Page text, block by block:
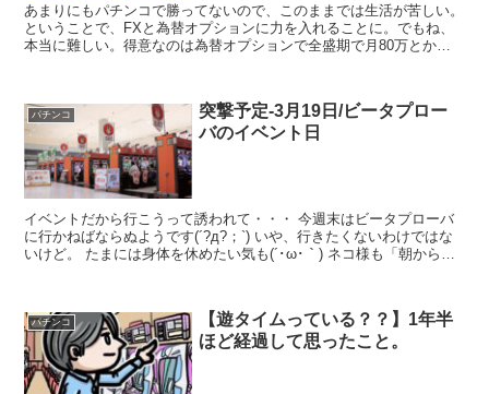
あまりにもパチンコで勝ってないので、このままでは生活が苦しい。
ということで、FXと為替オプションに力を入れることに。でもね、
本当に難しい。得意なのは為替オプションで全盛期で月80万とかは
パチンコ
突撃予定-3月19日/ビータプロー
バのイベント日
イベントだから行こうって誘われて・・・ 今週末はビータプローバ
に行かねばならぬようです(´?д?；`) いや、行きたくないわけではな
いけど。 たまには身体を休めたい気も(´･ω･｀) ネコ様も「朝からま
パチンコ
【遊タイムっている？？】1年半
ほど経過して思ったこと。